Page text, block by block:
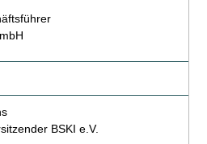
BSKI e.V.